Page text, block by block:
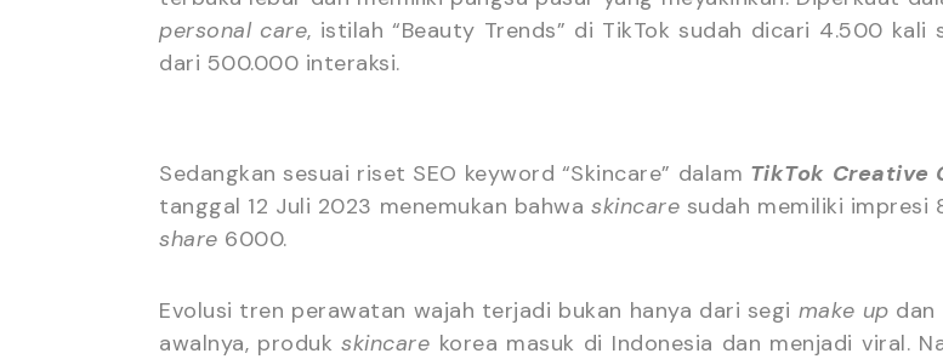
personal care, istilah “Beauty Trends” di TikTok sudah dicari 4.500
dari 500.000 interaksi.
Sedangkan sesuai riset SEO keyword “Skincare” dalam TikTok Creative
tanggal 12 Juli 2023 menemukan bahwaskincare sudah memiliki impresi
share 6000.
Evolusi tren perawatan wajah terjadi bukan hanya dari segi make up
awalnya, produkskincare korea masuk di Indonesia dan menjadi viral.